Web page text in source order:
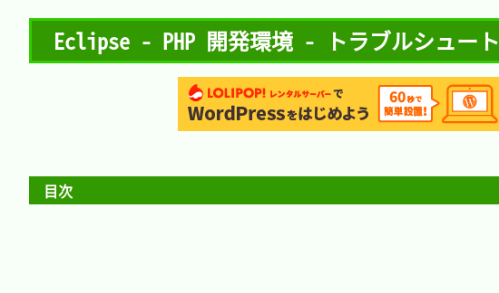
Eclipse - PHP 開発環境 - トラブルシュート
目次